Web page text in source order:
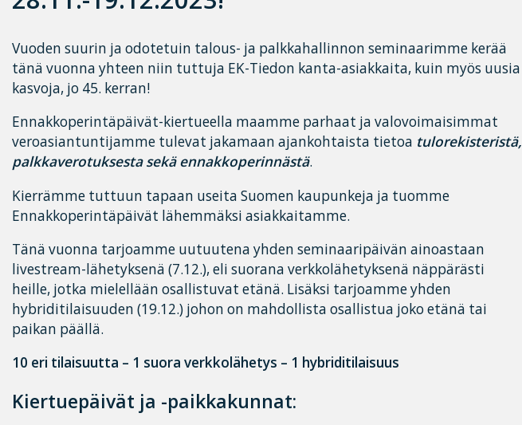
Vuoden suurin ja odotetuin talous- ja palkkahallinnon seminaarimme kerää
tänä vuonna yhteen niin tuttuja EK-Tiedon kanta-asiakkaita, kuin myös uusia
kasvoja, jo 45. kerran!
Ennakkoperintäpäivät-kiertueella maamme parhaat ja valovoimaisimmat
veroasiantuntijamme tulevat jakamaan ajankohtaista tietoa tulorekisteristä,
palkkaverotuksesta sekä ennakkoperinnästä.
Kierrämme tuttuun tapaan useita Suomen kaupunkeja ja tuomme
Ennakkoperintäpäivät lähemmäksi asiakkaitamme.
Tänä vuonna tarjoamme uutuutena yhden seminaaripäivän ainoastaan
livestream-lähetyksenä (7.12.), eli suorana verkkolähetyksenä näppärästi
heille, jotka mielellään osallistuvat etänä. Lisäksi tarjoamme yhden
hybriditilaisuuden (19.12.) johon on mahdollista osallistua joko etänä tai
paikan päällä.
10 eri tilaisuutta – 1 suora verkkolähetys – 1 hybriditilaisuus
Kiertuepäivät ja -paikkakunnat: